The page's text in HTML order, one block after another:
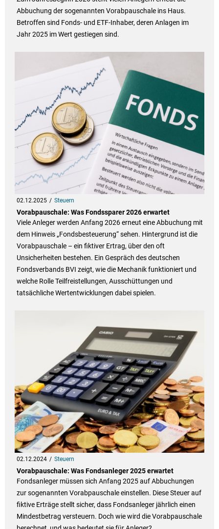
Abbuchung der sogenannten Vorabpauschale ins Haus.
Betroffen sind Fonds- und ETF-Inhaber, deren Anlagen im
Jahr 2025 im Wert gestiegen sind.
02.12.2025 Steuern
Vorabpauschale: Was Fondssparer 2026 erwartet
Viele Anleger werden Anfang 2026 erneut eine Abbuchung mit
dem Hinweis „Fondsbesteuerung“ sehen. Hintergrund ist die
Vorabpauschale – ein fiktiver Ertrag, über den oft
Unsicherheiten bestehen. Ein Gespräch des deutschen
Fondsverbands BVI zeigt, wie die Mechanik funktioniert und
welche Rolle Teilfreistellungen, Ausschüttungen und
tatsächliche Wertentwicklungen dabei spielen.
02.12.2024 Steuern
Vorabpauschale: Was Fondsanleger 2025 erwartet
Fondsanleger müssen sich Anfang 2025 auf Abbuchungen
zur sogenannten Vorabpauschale einstellen. Diese Steuer auf
fiktive Erträge stellt sicher, dass Fondsanleger jährlich einen
Mindestbetrag versteuern. Doch wie wird die Vorabpauschale